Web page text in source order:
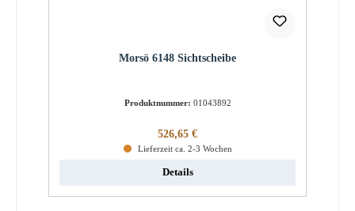
Morsö 6148 Sichtscheibe
Produktnummer: 01043892
Regulärer Preis:
526,65 €
Lieferzeit ca. 2-3 Wochen
Details